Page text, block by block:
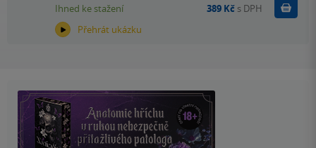
Přehrát ukázku
Ihned ke stažení 389 Kč s DPH Koupit